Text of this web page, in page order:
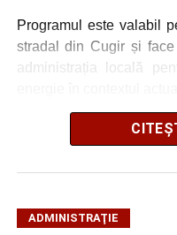
Programul este valabil
stradal din Cugir și
administrația locală
Autoritățile locale
este realizată astfel
de iluminare pe timpul
ADMINISTRAŢIE